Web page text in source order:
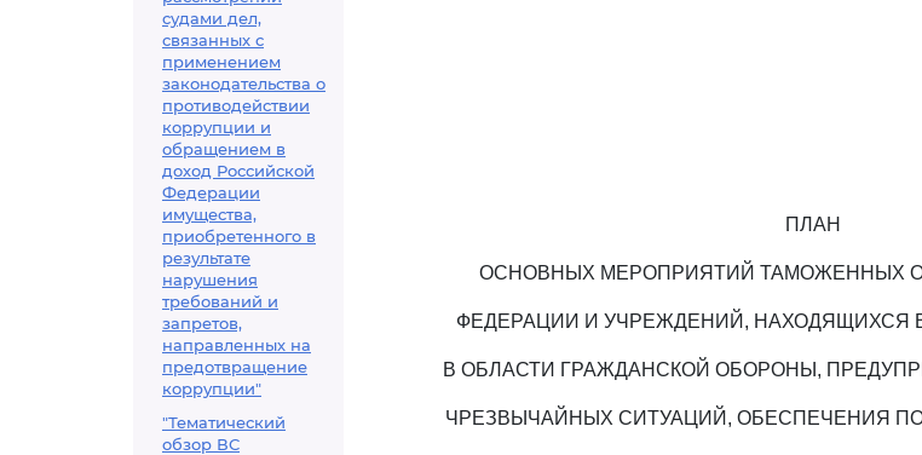
судами дел,
связанных с
применением
законодательства о
противодействии
коррупции и
обращением в
доход Российской
Федерации
имущества,
приобретенного в
результате
нарушения
требований и
запретов,
направленных на
предотвращение
коррупции"
"Тематический
обзор ВС
ПЛАН
ОСНОВНЫХ МЕРОПРИЯТИЙ ТАМОЖЕННЫХ
ФЕДЕРАЦИИ И УЧРЕЖДЕНИЙ, НАХОДЯЩИХСЯ
В ОБЛАСТИ ГРАЖДАНСКОЙ ОБОРОНЫ,
ЧРЕЗВЫЧАЙНЫХ СИТУАЦИЙ, ОБЕСПЕЧЕНИЯ